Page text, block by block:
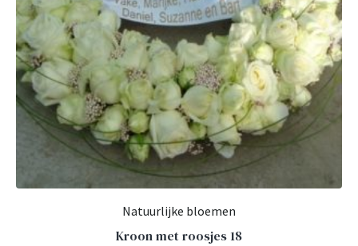
Natuurlijke bloemen
Kroon met roosjes 18